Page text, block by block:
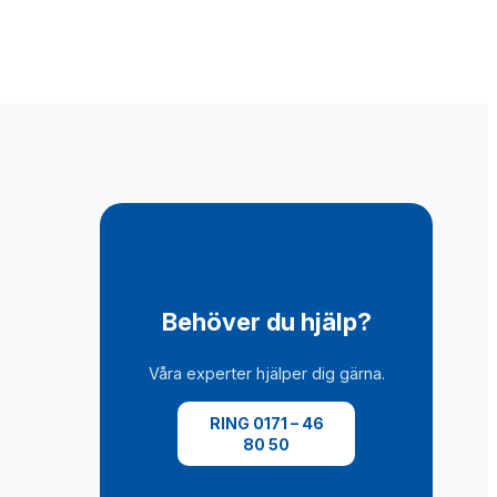
Behöver du hjälp?
Våra experter hjälper dig gärna.
RING 0171 – 46
80 50